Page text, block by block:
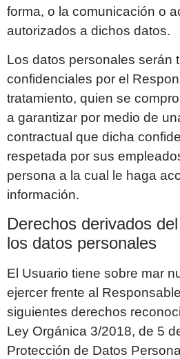
forma, o la comunicación o
autorizados a dichos datos.
Los datos personales serán
confidenciales por el
tratamiento, quien se
a garantizar por medio de
contractual que dicha
respetada por sus
persona a la cual le haga
información.
Derechos derivados
los datos personales
El Usuario tiene sobre mar
ejercer frente al
siguientes derechos
Ley Orgánica 3/2018, de 5
Protección de Datos